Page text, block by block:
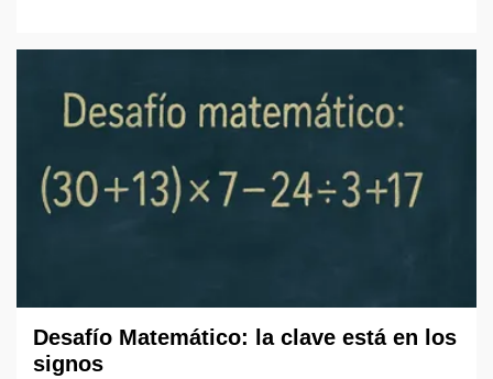
Desafío Matemático: la clave está en los
signos